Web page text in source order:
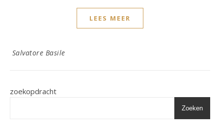
LEES MEER
Salvatore Basile
zoekopdracht
Zoeken